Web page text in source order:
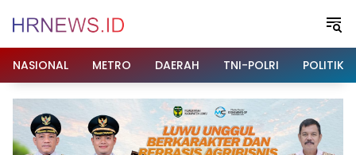
NASIONAL
METRO DAERAH TNI-POLRI POLITIK